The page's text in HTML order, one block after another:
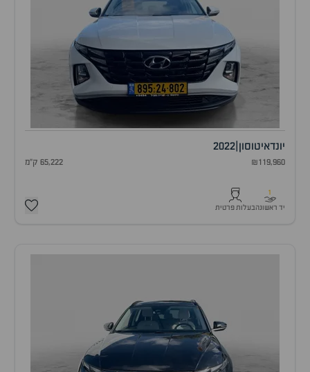
יונדאיטוסון 2022
₪119,960 65,222 ק"מ
1
יד ראשונהבעלות פרטית